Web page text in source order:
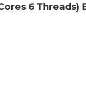
6 Threads)